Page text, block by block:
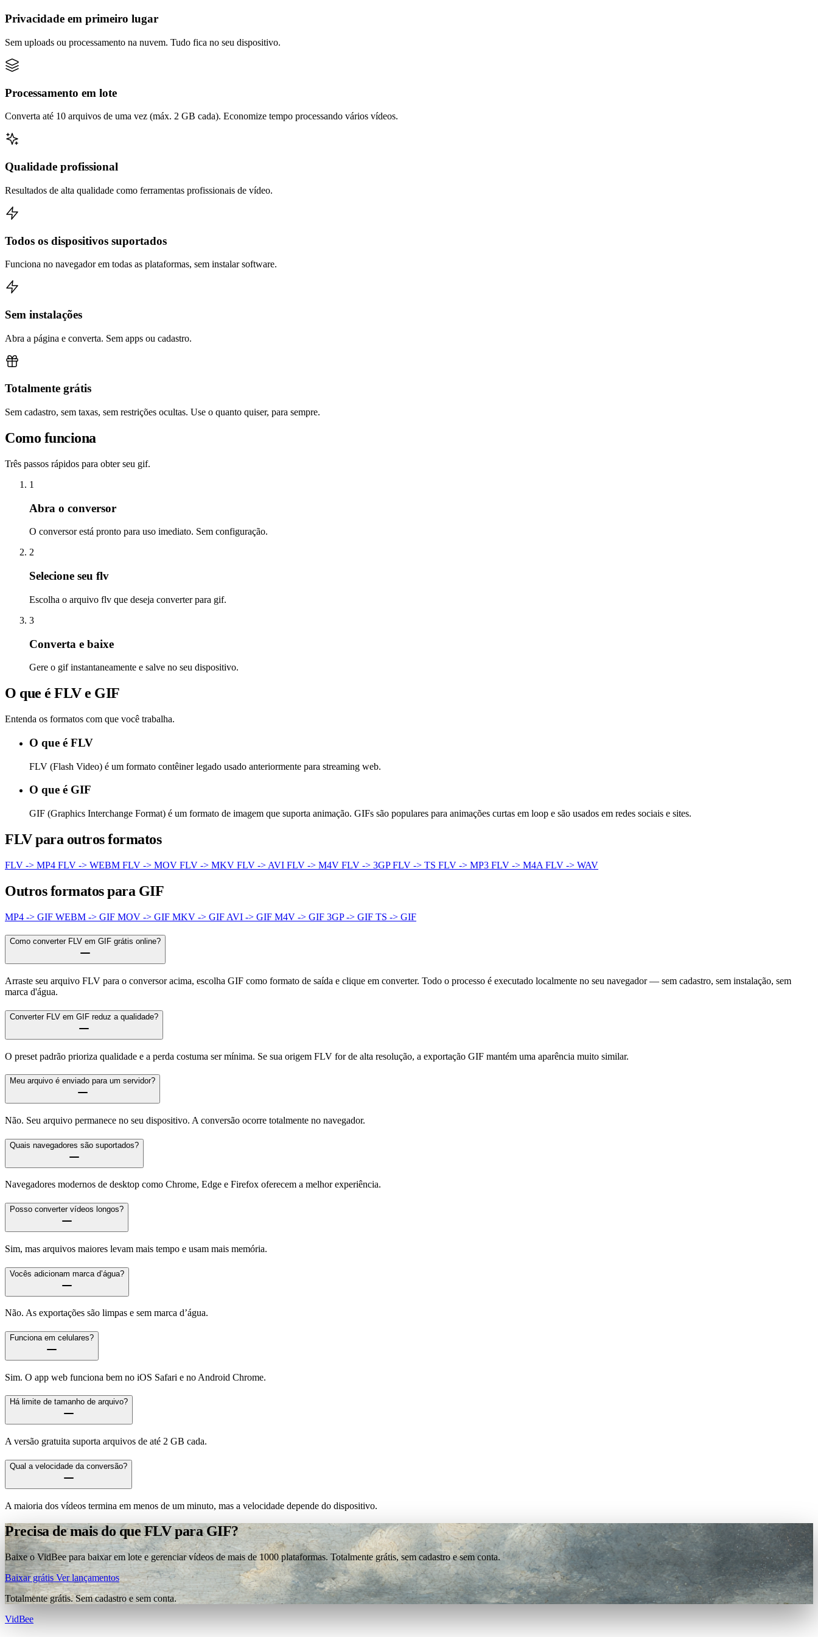
Privacidade em primeiro lugar
Sem uploads ou processamento na nuvem. Tudo fica no seu dispositivo.
Processamento em lote
Converta até 10 arquivos de uma vez (máx. 2 GB cada). Economize tempo processando vários vídeos.
Qualidade profissional
Resultados de alta qualidade como ferramentas profissionais de vídeo.
Todos os dispositivos suportados
Funciona no navegador em todas as plataformas, sem instalar software.
Sem instalações
Abra a página e converta. Sem apps ou cadastro.
Totalmente grátis
Sem cadastro, sem taxas, sem restrições ocultas. Use o quanto quiser, para sempre.
Como funciona
Três passos rápidos para obter seu gif.
1
Abra o conversor
O conversor está pronto para uso imediato. Sem configuração.
2
Selecione seu flv
Escolha o arquivo flv que deseja converter para gif.
3
Converta e baixe
Gere o gif instantaneamente e salve no seu dispositivo.
O que é FLV e GIF
Entenda os formatos com que você trabalha.
O que é FLV
FLV (Flash Video) é um formato contêiner legado usado anteriormente para streaming web.
O que é GIF
GIF (Graphics Interchange Format) é um formato de imagem que suporta animação. GIFs são populares para animações curtas em loop e são usados em redes sociais e sites.
FLV para outros formatos
FLV -> MP4 FLV -> WEBM FLV -> MOV FLV -> MKV FLV -> AVI FLV -> M4V FLV -> 3GPFLV -> TS FLV -> MP3 FLV -> M4A FLV -> WAV
Outros formatos para GIF
MP4 -> GIF WEBM -> GIF MOV -> GIF MKV -> GIF AVI -> GIF M4V -> GIF 3GP -> GIF TS -> GIF
Como converter FLV em GIF grátis online?
Arraste seu arquivo FLV para o conversor acima, escolha GIF como formato de saída e clique em converter. Todo o processo é executado localmente no seu navegador — sem cadastro, sem instalação, sem
marca d'água.
Converter FLV em GIF reduz a qualidade?
O preset padrão prioriza qualidade e a perda costuma ser mínima. Se sua origem FLV for de alta resolução, a exportação GIF mantém uma aparência muito similar.
Meu arquivo é enviado para um servidor?
Não. Seu arquivo permanece no seu dispositivo. A conversão ocorre totalmente no navegador.
Quais navegadores são suportados?
Navegadores modernos de desktop como Chrome, Edge e Firefox oferecem a melhor experiência.
Posso converter vídeos longos?
Sim, mas arquivos maiores levam mais tempo e usam mais memória.
Vocês adicionam marca d’água?
Não. As exportações são limpas e sem marca d’água.
Funciona em celulares?
Sim. O app web funciona bem no iOS Safari e no Android Chrome.
Há limite de tamanho de arquivo?
A versão gratuita suporta arquivos de até 2 GB cada.
Qual a velocidade da conversão?
A maioria dos vídeos termina em menos de um minuto, mas a velocidade depende do dispositivo.
Precisa de mais do que FLV para GIF?
Baixe o VidBee para baixar em lote e gerenciar vídeos de mais de 1000 plataformas. Totalmente grátis, sem cadastro e sem conta.
Baixar grátisVer lançamentos
Totalmente grátis. Sem cadastro e sem conta.
VidBee